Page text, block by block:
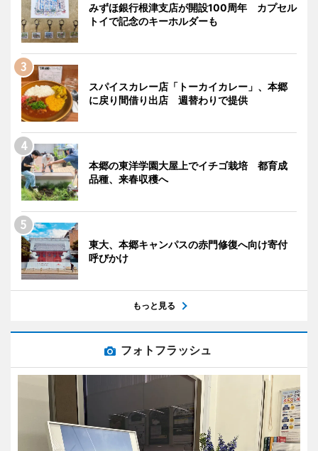
みずほ銀行根津支店が開設100周年 カプセル
トイで記念のキーホルダーも
スパイスカレー店「トーカイカレー」、本郷
に戻り間借り出店 週替わりで提供
本郷の東洋学園大屋上でイチゴ栽培 都育成
品種、来春収穫へ
東大、本郷キャンパスの赤門修復へ向け寄付
呼びかけ
もっと見る
フォトフラッシュ